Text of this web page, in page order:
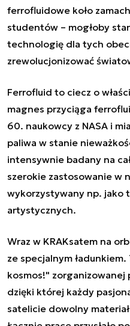
ferrofluidowe koło
studentów – mogłoby
technologię dla tych
zrewolucjonizować
Ferrofluid to ciecz o
magnes przyciąga
60. naukowcy z NASA i
paliwa w stanie
intensywnie badany na
szerokie zastosowanie w
wykorzystywany np. jako
artystycznych.
Wraz w KRAKsatem na
ze specjalnym
kosmos!"
dzięki której każdy
satelicie dowolny